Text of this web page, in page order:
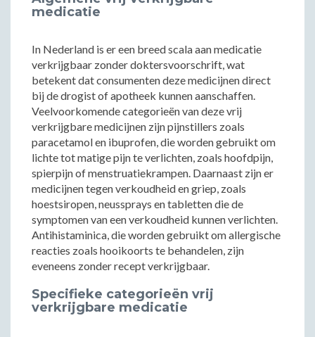
medicatie
In Nederland is er een breed scala aan medicatie
verkrijgbaar zonder doktersvoorschrift, wat
betekent dat consumenten deze medicijnen direct
bij de drogist of apotheek kunnen aanschaffen.
Veelvoorkomende categorieën van deze vrij
verkrijgbare medicijnen zijn pijnstillers zoals
paracetamol en ibuprofen, die worden gebruikt om
lichte tot matige pijn te verlichten, zoals hoofdpijn,
spierpijn of menstruatiekrampen. Daarnaast zijn er
medicijnen tegen verkoudheid en griep, zoals
hoestsiropen, neussprays en tabletten die de
symptomen van een verkoudheid kunnen verlichten.
Antihistaminica, die worden gebruikt om allergische
reacties zoals hooikoorts te behandelen, zijn
eveneens zonder recept verkrijgbaar.
Specifieke categorieën vrij
verkrijgbare medicatie